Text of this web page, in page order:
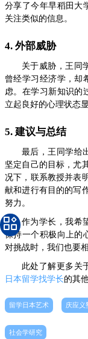
分享了今年早稻田大
关注类似的信息。
4. 外部威胁
关于威胁，王同
曾经学习经济学，却
虑。在学习新知识的
立起良好的心理状态
5. 建议与总结
最后，王同学给
坚定自己的目标，尤
况下，联系教授并表
献和进行有目的的写
努力。
作为学长，我希
保持一个积极向上的
对挑战时，我们也要
此处了解更多关
日本留学找学长的其
留学日本艺术 庆应义
社会学研究